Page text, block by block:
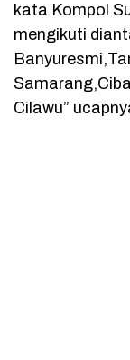
kata Kompol
mengikuti
Cilawu”